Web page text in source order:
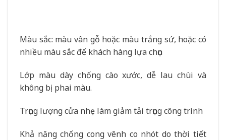
Màu sắc: màu vân gỗ hoặc màu trắng sứ, hoặc có
nhiều màu sắc để khách hàng lựa chọn
Lớp màu dày chống cào xước, dễ lau chùi và
không bị phai màu.
Trọng lượng cửa nhẹ làm giảm tải trọng công trình
Khả năng chống cong vênh co nhót do thời tiết